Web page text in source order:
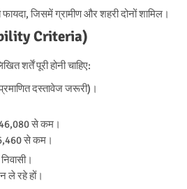
फायदा, जिसमें ग्रामीण और शहरी दोनों शामिल।
Criteria)
शर्तें पूरी होनी चाहिए:
दस्तावेज जरूरी)।
से कम।
से कम।
ले रहे हों।